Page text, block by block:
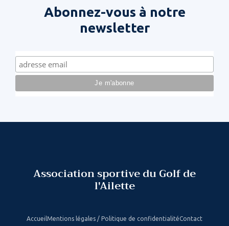
Abonnez-vous à notre
newsletter
Association sportive du Golf de
l'Ailette
AccueilMentions légales / Politique de confidentialitéContact